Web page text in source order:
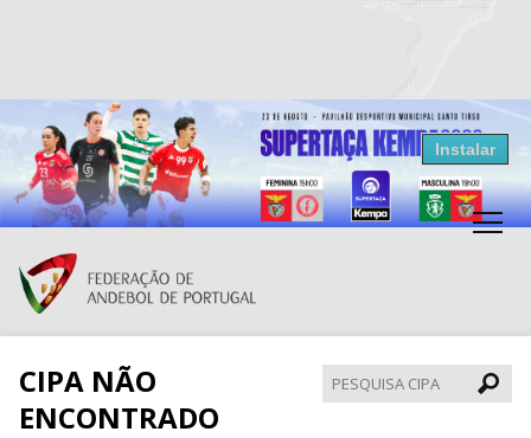
Resultados Andebol
Federação de Andebol de Portugal
Grátis - Disponivel na Play Store
Instalar
CIPA NÃO
ENCONTRADO
CIPA